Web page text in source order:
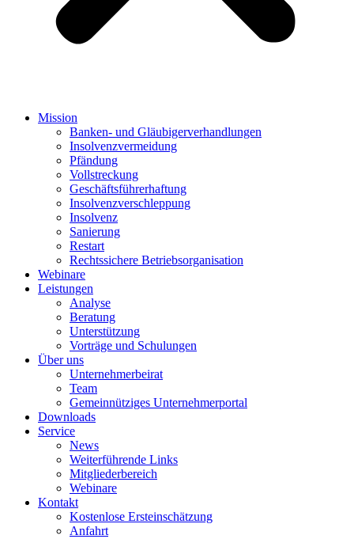
Mission
Banken- und Gläubigerverhandlungen
Insolvenzvermeidung
Pfändung
Vollstreckung
Geschäftsführerhaftung
Insolvenzverschleppung
Insolvenz
Sanierung
Restart
Rechtssichere Betriebsorganisation
Webinare
Leistungen
Analyse
Beratung
Unterstützung
Vorträge und Schulungen
Über uns
Unternehmerbeirat
Team
Gemeinnütziges Unternehmerportal
Downloads
Service
News
Weiterführende Links
Mitgliederbereich
Webinare
Kontakt
Kostenlose Ersteinschätzung
Anfahrt